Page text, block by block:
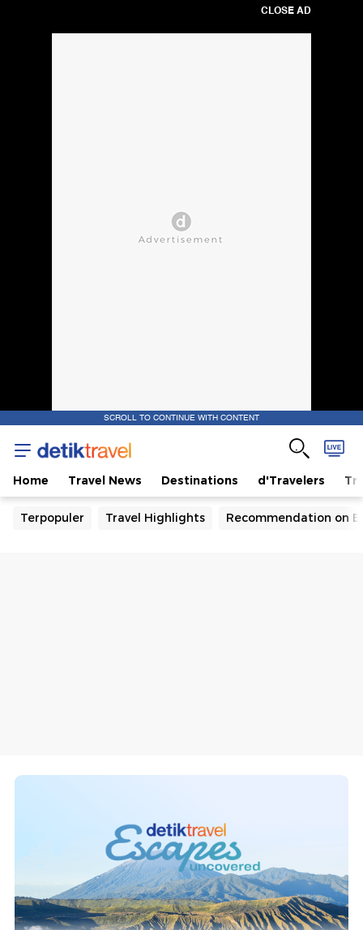
CLOSE AD
SCROLL TO CONTINUE WITH CONTENT
Home Travel News Destinations d'Travelers
Terpopuler Travel Highlights Recommendation on